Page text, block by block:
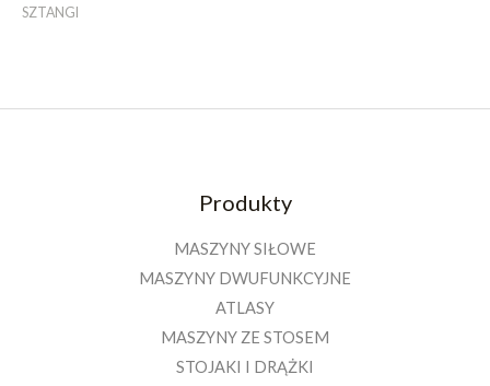
SZTANGI
Produkty
MASZYNY SIŁOWE
MASZYNY DWUFUNKCYJNE
ATLASY
MASZYNY ZE STOSEM
STOJAKI I DRĄŻKI